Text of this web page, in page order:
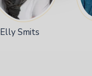
Elly Smits